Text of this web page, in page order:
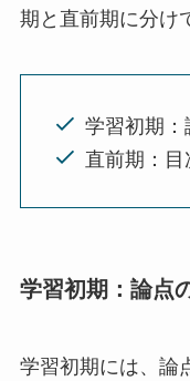
期と直前期に分け
学習初期
直前期：
学習初期：論点
学習初期には、論